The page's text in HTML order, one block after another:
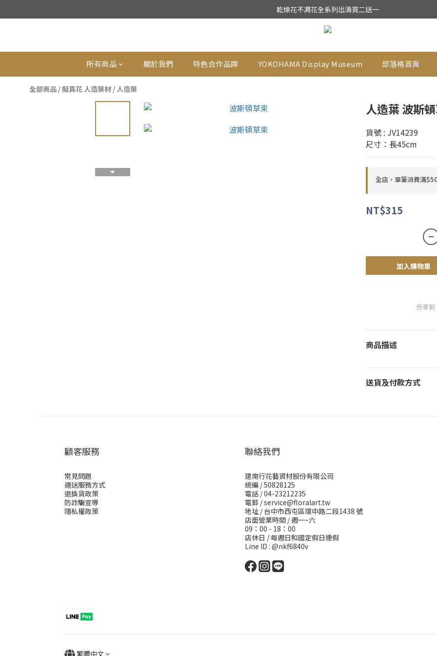
★日本東京堂花材系列全面出清特價中★
乾燥花不凋花全系列出清買二送一
★日本東京堂花材系列全面出清特價中★
所有商品 關於我們 特色合作品牌 YOKOHAMA Display Museum 部落格首頁
全部商品 /擬真花 人造葉材/ 人造葉
人造葉 波斯
貨號 : JV14239
尺寸：長45cm
全店，單筆消費滿
NT$315
加入購物車
分享到
商品描述
送貨及付款方式
顧客服務
常見問題
運送服務方式
退換貨政策
防詐騙宣導
隱私權政策
聯絡我們
建南行花藝資材股份有限公司
統編 / 50828125
電話 / 04-23212235
電郵 /service@floralart.tw
地址 / 台中市西屯區環中路二段1438 號
店面營業時間 / 週一~六
09：00 - 18：00
店休日 / 每週日和國定假日連假
Line ID : @nkf6840v
繁體中文